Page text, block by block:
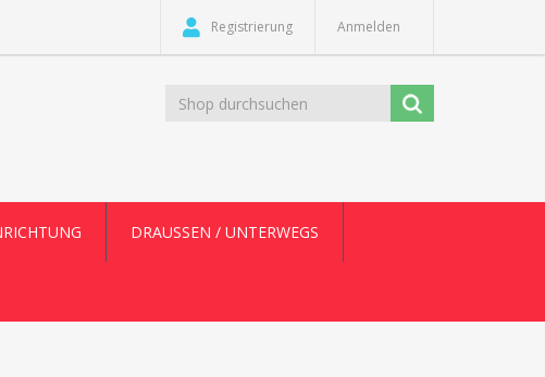
Registrierung Anmelden
DRAUSSEN / UNTERWEGS